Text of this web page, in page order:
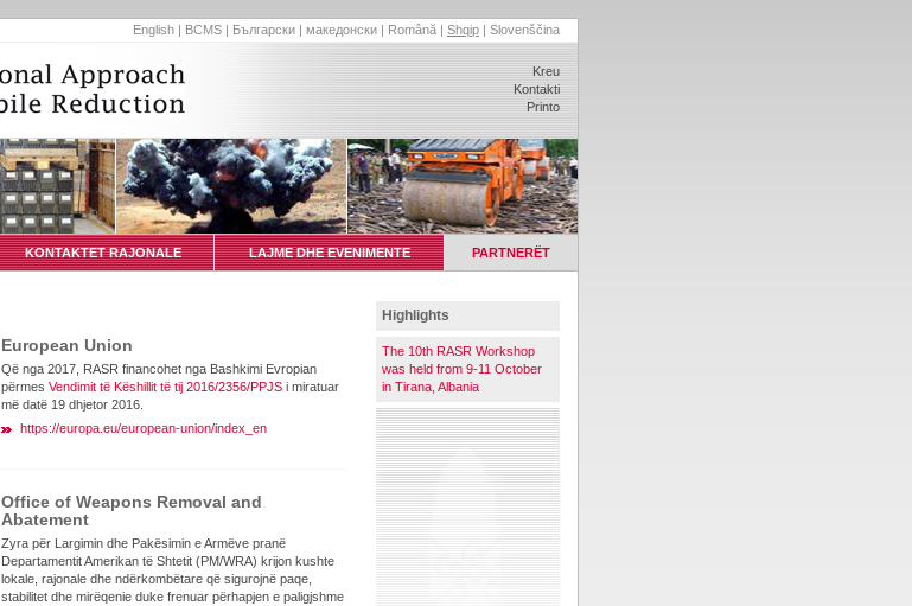
English | BCMS | Български | македонски | Română | Shqip | Slovenščina
Kreu
Kontakti
Printo
KONTAKTET RAJONALE LAJME DHE EVENIMENTE PARTNERËT
European Union
Që nga 2017, RASR financohet nga Bashkimi Evropian
përmes Vendimit të Këshillit të tij 2016/2356/PPJS i miratuar
më datë 19 dhjetor 2016.
https://europa.eu/european-union/index_en
Office of Weapons Removal and
Abatement
Zyra për Largimin dhe Pakësimin e Armëve pranë
Departamentit Amerikan të Shtetit (PM/WRA) krijon kushte
lokale, rajonale dhe ndërkombëtare që sigurojnë paqe,
stabilitet dhe mirëqenie duke frenuar përhapjen e paligjshme
Highlights
The 10th RASR Workshop
was held from 9-11 October
in Tirana, Albania